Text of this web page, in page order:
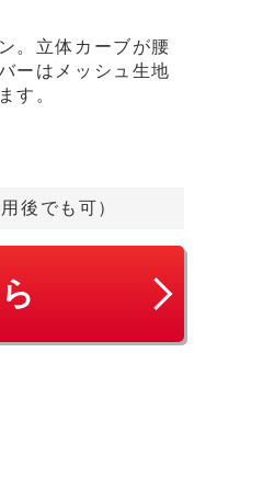
後でも可）
。立体カーブが腰
ーはメッシュ生地
す。